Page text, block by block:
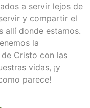
a servir lejos de
y compartir el
allí donde estamos.
la
Cristo con las
vidas, ¡y
parece!